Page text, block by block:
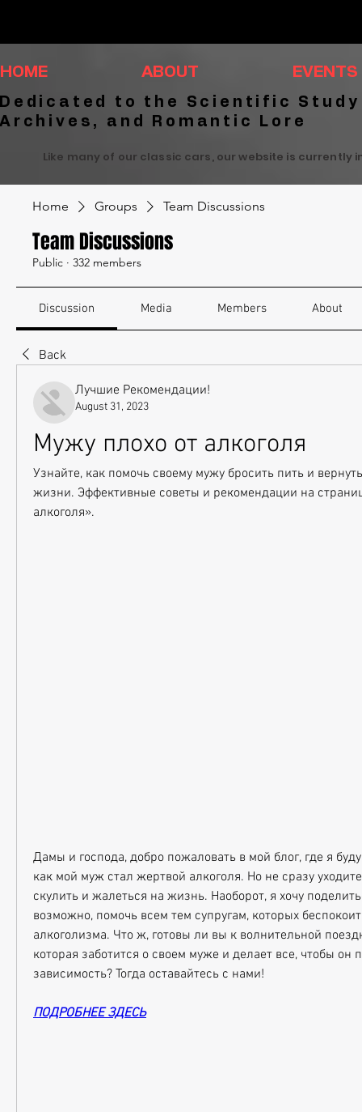
HOME ABOUT EVENTS
Dedicated to the Scientific
Archives, and Romantic Lore
Like many of our classic cars, our website is
Home Groups Team Discussions
Team Discussions
Public · 332 members
Discussion Media Members About
Back
Лучшие Рекомендации!
August 31, 2023
Мужу плохо от алкоголя
Узнайте, как помочь своему мужу бросить пить и
жизни. Эффективные советы и рекомендации на
алкоголя».
Дамы и господа, добро пожаловать в мой блог, где я
как мой муж стал жертвой алкоголя. Но не сразу
скулить и жалеться на жизнь. Наоборот, я хочу
возможно, помочь всем тем супругам, которых
алкоголизма. Что ж, готовы ли вы к волнительной
которая заботится о своем муже и делает все, чтобы он
зависимость? Тогда оставайтесь с нами!
ПОДРОБНЕЕ ЗДЕСЬ